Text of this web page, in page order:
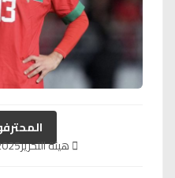
هيئة التحرير